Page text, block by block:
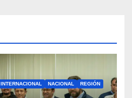
INTERNACIONAL NACIONAL
REGIÓN